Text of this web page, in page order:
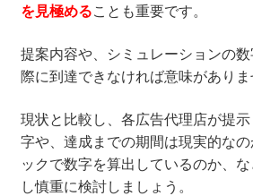
を見極めることも重要です。
提案内容や、シミュレーションの
際に到達できなければ意味がありま
現状と比較し、各広告代理店が提
字や、達成までの期間は現実的な
ックで数字を算出しているのか、
し慎重に検討しましょう。